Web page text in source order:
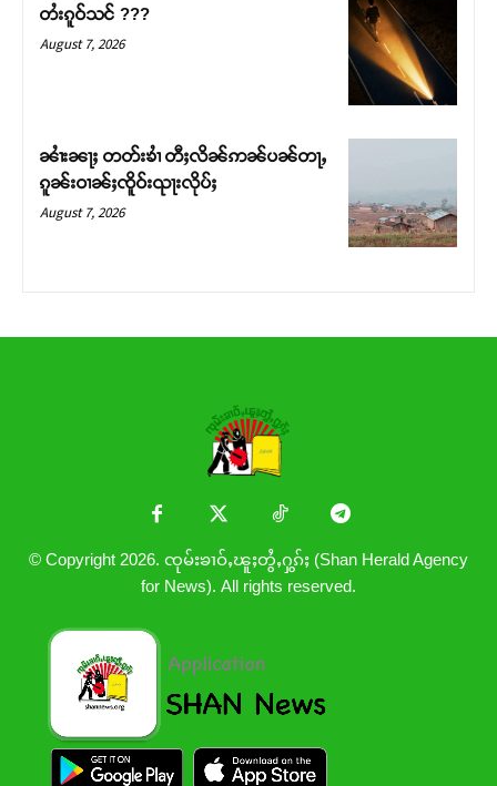
တႆးၵူဝ်သင် ???
August 7, 2026
ၼၢႆးၼႃႈ တတ်းၶၢႆ တီႈလိၼ်ဢၼ်ပၼ်တႃႇ
ၵူၼ်းဝၢၼ်ႈၸိူဝ်းၺႃးလိုပ်ႈ
August 7, 2026
© Copyright 2026. ၸုမ်းၶၢဝ်ႇၽူႈတွႆႇႁွၵ်ႈ (Shan Herald Agency
for News). All rights reserved.